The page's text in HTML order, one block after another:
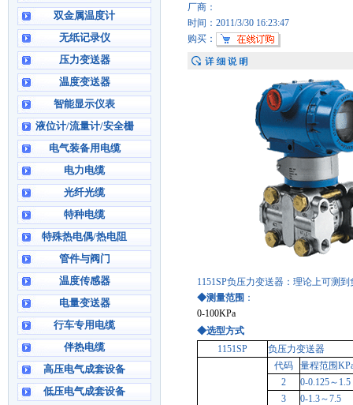
双金属温度计
无纸记录仪
压力变送器
温度变送器
智能显示仪表
液位计/流量计/安全栅
电气装备用电缆
电力电缆
光纤光缆
特种电缆
特殊热电偶/热电阻
管件与阀门
温度传感器
电量变送器
行车专用电缆
伴热电缆
高压电气成套设备
低压电气成套设备
厂商：
时间：2011/3/30 16:23:47
购买：
1151SP负压力变送器：理论上可测到
◆测量范围 ：
0-100KPa
◆选型方式
1151SP
负压力变送器
代码
量程范围
2
0-0.125～1.5
3
0-1.3～7.5